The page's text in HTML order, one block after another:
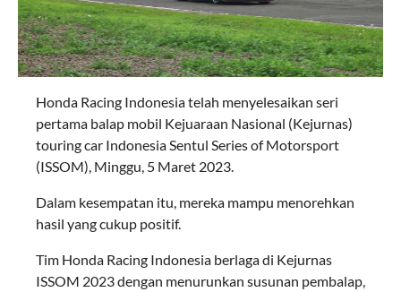
Honda Racing Indonesia telah menyelesaikan seri
pertama balap mobil Kejuaraan Nasional (Kejurnas)
touring car Indonesia Sentul Series of Motorsport
(ISSOM), Minggu, 5 Maret 2023.
Dalam kesempatan itu, mereka mampu menorehkan
hasil yang cukup positif.
Tim Honda Racing Indonesia berlaga di Kejurnas
ISSOM 2023 dengan menurunkan susunan pembalap,